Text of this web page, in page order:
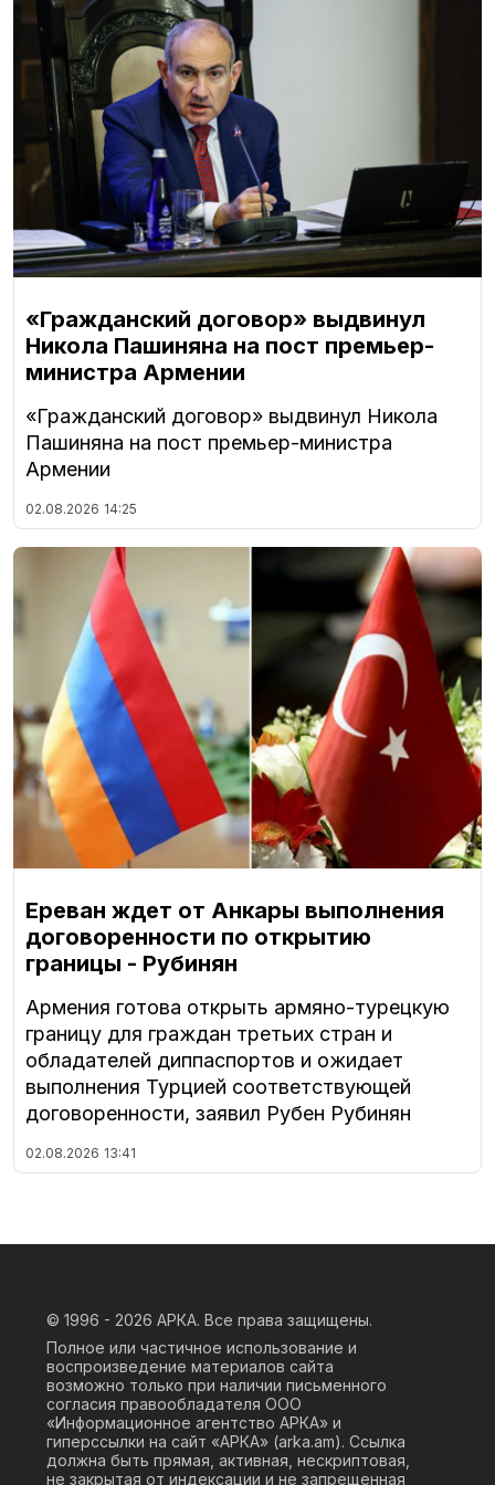
«Гражданский договор» выдвинул
Никола Пашиняна на пост премьер-
министра Армении
«Гражданский договор» выдвинул Никола
Пашиняна на пост премьер-министра
Армении
02.08.2026 14:25
Ереван ждет от Анкары выполнения
договоренности по открытию
границы - Рубинян
Армения готова открыть армяно-турецкую
границу для граждан третьих стран и
обладателей диппаспортов и ожидает
выполнения Турцией соответствующей
договоренности, заявил Рубен Рубинян
02.08.2026 13:41
© 1996 - 2026 АРКА. Все права защищены.
Полное или частичное использование и
воспроизведение материалов сайта
возможно только при наличии письменного
согласия правообладателя ООО
«Информационное агентство АРКА» и
гиперссылки на сайт «АРКА» (arka.am). Ссылка
должна быть прямая, активная, нескриптовая,
не закрытая от индексации и не запрещенная